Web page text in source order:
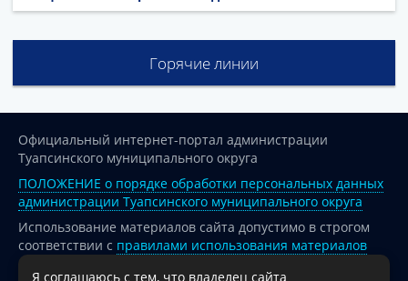
Горячие линии
Официальный интернет-портал администрации
Туапсинского муниципального округа
ПОЛОЖЕНИЕ о порядке обработки персональных данных
администрации Туапсинского муниципального округа
Использование материалов сайта допустимо в строгом
соответствии с правилами использования материалов
опубликованных на сайте
Я соглашаюсь с тем, что владелец сайта